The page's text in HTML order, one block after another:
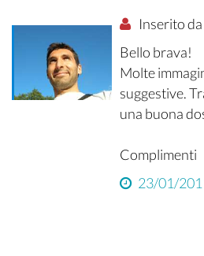
Inserito da
Bello brava!
Molte
suggestive.
una buona
Complimenti
23/01/